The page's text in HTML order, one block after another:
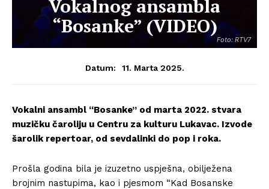
Foto: RTV7
Vokalnog ansambla
“Bosanke” (VIDEO)
Datum: 11. Marta 2025.
Vokalni ansambl “Bosanke” od marta 2022. stvara
muzičku čaroliju u Centru za kulturu Lukavac. Izvode
šarolik repertoar, od sevdalinki do pop i roka.
Prošla godina bila je izuzetno uspješna, obilježena
brojnim nastupima, kao i pjesmom “Kad Bosanske